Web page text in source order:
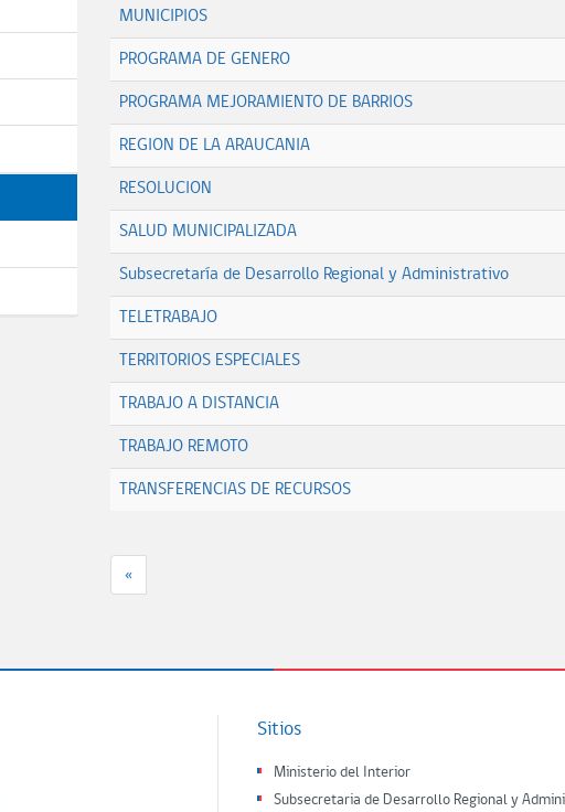
MUNICIPIOS
PROGRAMA DE GENERO
PROGRAMA MEJORAMIENTO DE BARRIOS
REGION DE LA ARAUCANIA
RESOLUCION
SALUD MUNICIPALIZADA
Subsecretaría de Desarrollo Regional y Administrativo
TELETRABAJO
TERRITORIOS ESPECIALES
TRABAJO A DISTANCIA
TRABAJO REMOTO
TRANSFERENCIAS DE RECURSOS
«
Sitios
Ministerio del Interior
Subsecretaria de Desarrollo Regional y